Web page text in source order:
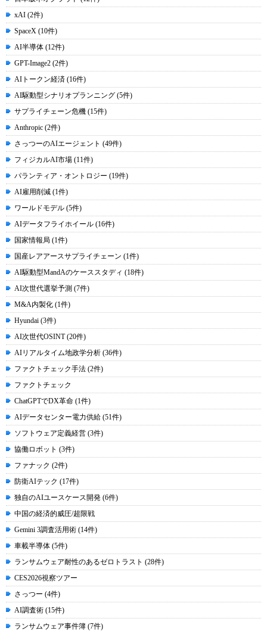
xAI (2件)
SpaceX (10件)
AI半導体 (12件)
GPT-Image2 (2件)
AIトークン経済 (16件)
AI駆動型シナリオプランニング (5件)
サプライチェーン危機 (15件)
Anthropic (2件)
さっつーのAIエージェント (49件)
フィジカルAI市場 (11件)
パランティア・オントロジー (19件)
AI雇用削減 (1件)
ワールドモデル (5件)
AIデータフライホイール (16件)
国家情報局 (1件)
国産レアアースサプライチェーン (1件)
AI駆動型MandAのケーススタディ (18件)
AI次世代選挙予測 (7件)
M&A内製化 (1件)
Hyundai (3件)
AI次世代OSINT (20件)
AIリアルタイム地政学分析 (36件)
ファクトチェック手法 (2件)
ファクトチェック
ChatGPTでDX革命 (1件)
AIデータセンター電力供給 (51件)
ソフトウェア定義経営 (3件)
協働ロボット (3件)
ファナック (2件)
防衛AIテック (17件)
独自のAIユースケース開発 (6件)
中国の経済的威圧/超限戦
Gemini 3調査活用術 (14件)
車載半導体 (5件)
ランサムウェア耐性のあるゼロトラスト (28件)
CES2026視察ツアー
さっつー (4件)
AI調査術 (15件)
ランサムウェア事件簿 (7件)